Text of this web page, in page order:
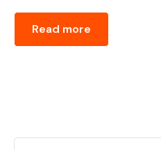
Read more